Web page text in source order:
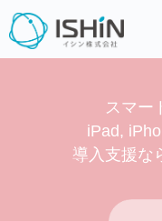
スマー
iPad,
導入支援な